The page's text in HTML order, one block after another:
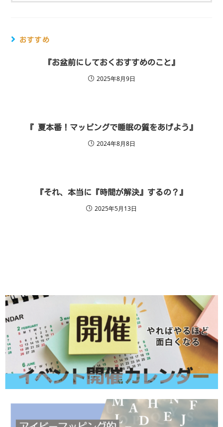
おすすめ
『お盆前にしておくおすすめのこと』
2025年8月9日
『 夏本番！マッピングで睡眠の質をあげよう』
2024年8月8日
『それ、本当に『時間が解決』するの？』
2025年5月13日